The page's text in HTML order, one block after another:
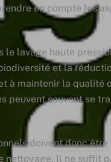
en compte les
le lavage haute
et la
à maintenir la qualité
peuvent souvent se
doivent donc
nettoyage. Il ne suffit